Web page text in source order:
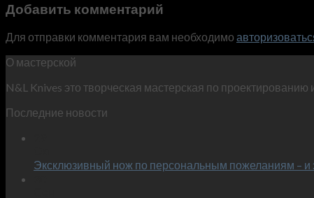
Добавить комментарий
Для отправки комментария вам необходимо
О мастерской
N&L Knives это творческая мастерская по
Последние новости
Эксклюзивный нож по персональным пожеланиям – и